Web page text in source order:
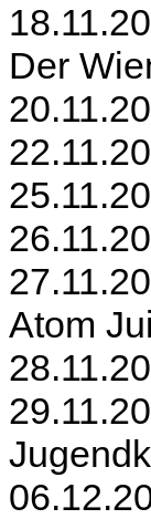
Der
Atom